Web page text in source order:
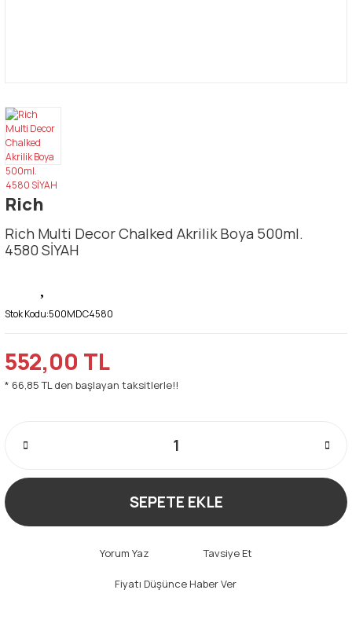
Rich
Rich Multi Decor Chalked Akrilik Boya 500ml.
4580 SİYAH
Stok Kodu:500MDC4580
552,00 TL
* 66,85 TL den başlayan taksitlerle!!
SEPETE EKLE
Yorum Yaz Tavsiye Et
Fiyatı Düşünce Haber Ver